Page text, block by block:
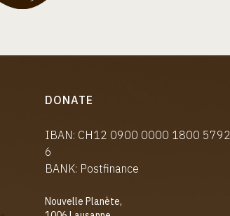
DONATE
IBAN: CH12 0900 0000 1800 5792
6
BANK: Postfinance
Nouvelle Planète,